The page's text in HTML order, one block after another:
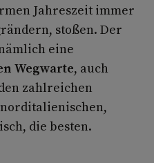
Jahreszeit immer
stoßen. Der
eine
Wegwarte, auch
zahlreichen
die besten.